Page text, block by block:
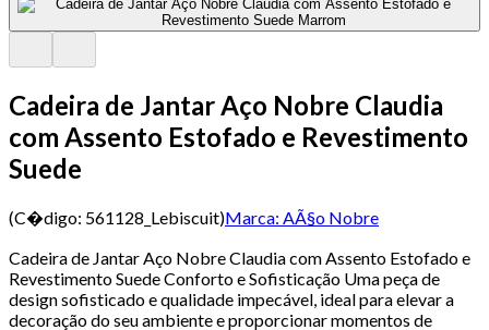
Cadeira de Jantar Aço Nobre Claudia
com Assento Estofado e Revestimento
Suede
(C�digo: 561128_Lebiscuit)Marca: AÃ§o Nobre
Cadeira de Jantar Aço Nobre Claudia com Assento Estofado e
Revestimento Suede Conforto e Sofisticação Uma peça de
design sofisticado e qualidade impecável, ideal para elevar a
decoração do seu ambiente e proporcionar momentos de